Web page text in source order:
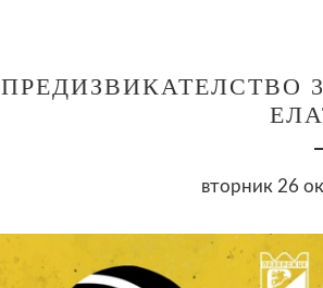
ПРЕДИЗВИКАТЕЛСТВО
вторник 26